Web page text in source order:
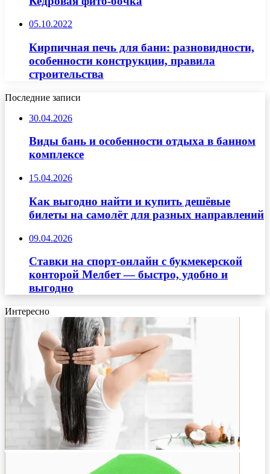
05.10.2022
Кирпичная печь для бани: разновидности,
особенности конструкции, правила
строительства
Последние записи
30.04.2026
Виды бань и особенности отдыха в банном
комплексе
15.04.2026
Как выгодно найти и купить дешёвые
билеты на самолёт для разных направлений
09.04.2026
Ставки на спорт-онлайн с букмекерской
конторой Мелбет — быстро, удобно и
выгодно
Интересно